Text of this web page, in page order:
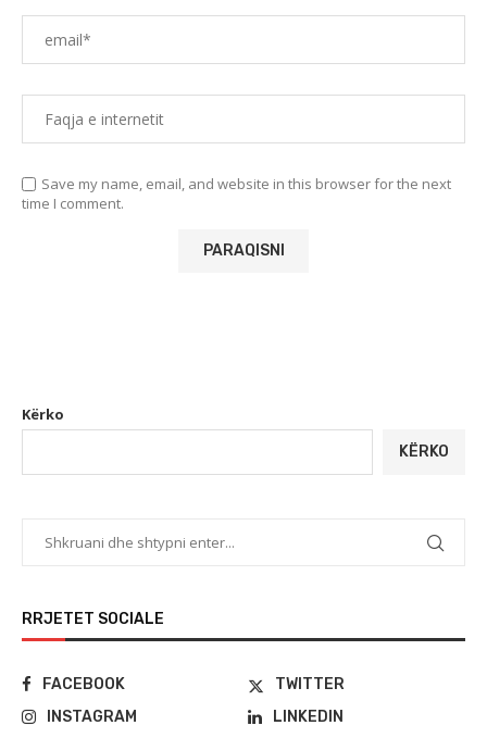
Save my name, email, and website in this browser for the next
time I comment.
Kërko
KËRKO
RRJETET SOCIALE
FACEBOOK
TWITTER
INSTAGRAM
LINKEDIN